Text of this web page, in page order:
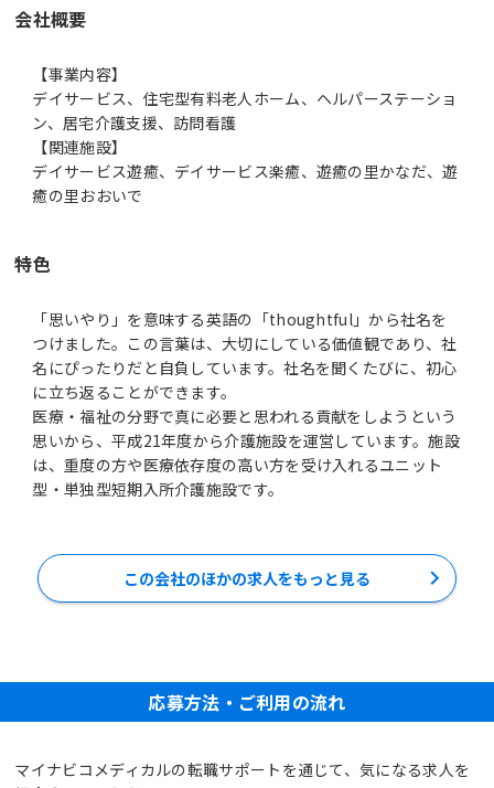
会社概要
【事業内容】
デイサービス、住宅型有料老人ホーム、ヘルパーステーショ
ン、居宅介護支援、訪問看護
【関連施設】
デイサービス遊癒、デイサービス楽癒、遊癒の里かなだ、遊
癒の里おおいで
特色
「思いやり」を意味する英語の「thoughtful」から社名を
つけました。この言葉は、大切にしている価値観であり、社
名にぴったりだと自負しています。社名を聞くたびに、初心
に立ち返ることができます。
医療・福祉の分野で真に必要と思われる貢献をしようという
思いから、平成21年度から介護施設を運営しています。施設
は、重度の方や医療依存度の高い方を受け入れるユニット
型・単独型短期入所介護施設です。
この会社のほかの求人をもっと見る
応募方法・ご利用の流れ
マイナビコメディカルの転職サポートを通じて、気になる求人を